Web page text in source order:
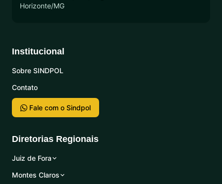
Horizonte/MG
Institucional
Sobre SINDPOL
Contato
Fale com o Sindpol
Diretorias Regionais
Juiz de Fora
Montes Claros